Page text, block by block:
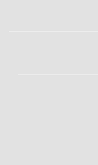
عضلات گردن اشاره
شود.